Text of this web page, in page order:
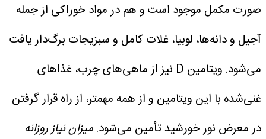
صورت مکمل موجود است و هم در مواد خوراکی از جمله
آجیل و دانه‌ها، لوبیا، غلات کامل و سبزیجات برگ‌دار یافت
می‌شود. ویتامین D نیز از ماهی‌های چرب، غذاهای
غنی‌شده با این ویتامین و از همه مهمتر، از راه قرار گرفتن
در معرض نور خورشید تأمین می‌شود.میزان نیاز روزانه